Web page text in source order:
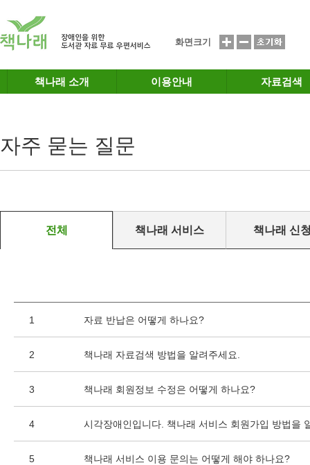
화면크기
책나래 소개 이용안내 자료검색
자주 묻는 질문
전체 책나래 서비스 책나래 신
1 자료 반납은 어떻게 하나요?
2 책나래 자료검색 방법을 알려주세요.
3 책나래 회원정보 수정은 어떻게 하나요?
4 시각장애인입니다. 책나래 서비스 회원가입 방법을
5 책나래 서비스 이용 문의는 어떻게 해야 하나요?